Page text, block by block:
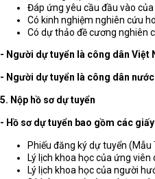
Đáp ứng yêu cầu đầu vào
Có kinh nghiệm nghiên cứu
Có dự thảo đề cương nghiên
- Người dự tuyển là công dân Việt
- Người dự tuyển là công dân
5. Nộp hồ sơ dự tuyển
- Hồ sơ dự tuyển bao gồm các
Phiếu đăng ký dự tuyển (Mẫu
Lý lịch khoa học của ứng
Lý lịch khoa học của người